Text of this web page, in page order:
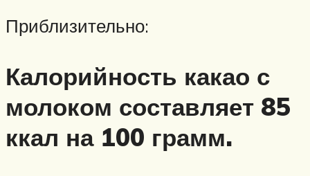
Приблизительно:
Калорийность какао с
молоком составляет 85
ккал на 100 грамм.